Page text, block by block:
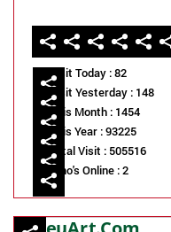
Visit Today : 82
Visit Yesterday : 148
This Month : 1454
This Year : 93225
Total Visit : 505516
Who's Online : 2